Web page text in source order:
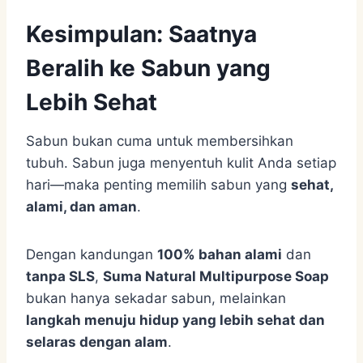
Kesimpulan: Saatnya
Beralih ke Sabun yang
Lebih Sehat
Sabun bukan cuma untuk membersihkan
tubuh. Sabun juga menyentuh kulit Anda setiap
hari—maka penting memilih sabun yang sehat,
alami, dan aman.
Dengan kandungan 100% bahan alami dan
tanpa SLS, Suma Natural Multipurpose Soap
bukan hanya sekadar sabun, melainkan
langkah menuju hidup yang lebih sehat dan
selaras dengan alam.